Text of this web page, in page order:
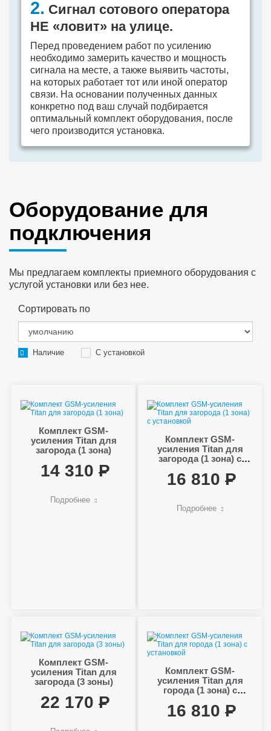
2. Сигнал сотового оператора
НЕ «ловит» на улице.
Перед проведением работ по усилению
необходимо замерить качество и мощность
сигнала на месте, а также выявить частоты,
на которых работает тот или иной оператор
связи. На основании полученных данных
конкретно под ваш случай подбирается
оптимальный комплект оборудования, после
чего производится установка.
Оборудование для
подключения
Мы предлагаем комплекты приемного оборудования с
услугой установки или без нее.
Сортировать по
Наличие С установкой
Комплект GSM-
усиления Titan для
загорода (1 зона)
14 310
Подробнее
Комплект GSM-
усиления Titan для
загорода (1 зона) с
16 810
Подробнее
Комплект GSM-
усиления Titan для
загорода (3 зоны)
22 170
Комплект GSM-
усиления Titan для
города (1 зона) с
16 810